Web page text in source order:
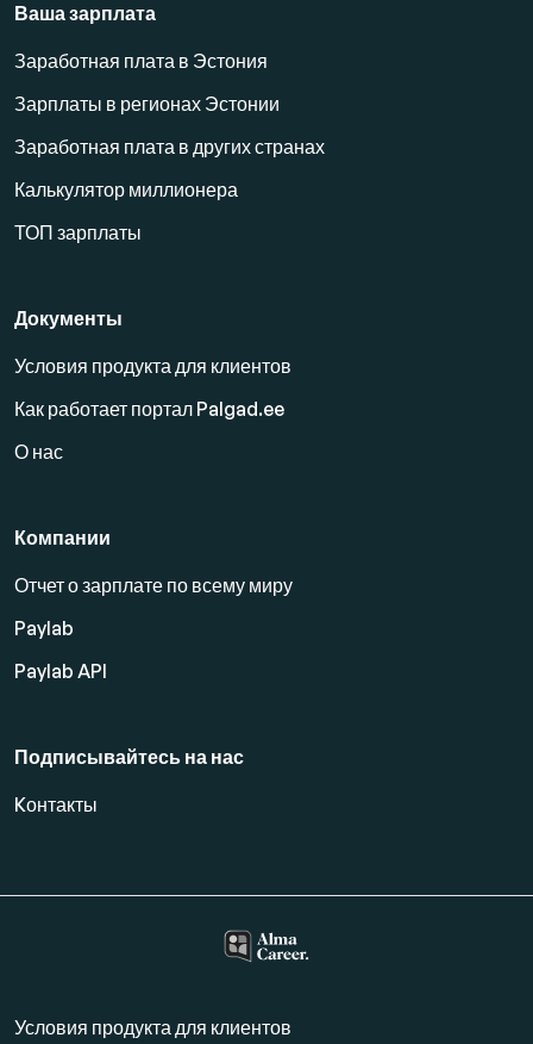
Ваша зарплата
Заработная плата в Эстония
Зарплаты в регионах Эстонии
Заработная плата в других странах
Калькулятор миллионера
ТОП зарплаты
Документы
Условия продукта для клиентов
Как работает портал Palgad.ee
О нас
Компании
Отчет о зарплате по всему миру
Paylab
Paylab API
Подписывайтесь на нас
Kонтакты
Условия продукта для клиентов